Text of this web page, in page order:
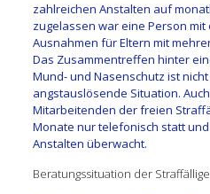
zahlreichen Anstalten auf
zugelassen war eine Person mit
Ausnahmen für Eltern mit
Das Zusammentreffen hinter
Mund- und Nasenschutz ist
angstauslösende Situation.
Mitarbeitenden der freien
Monate nur telefonisch statt
Anstalten überwacht.
Beratungssituation der